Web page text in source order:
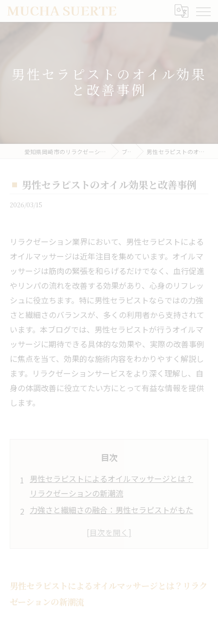
男性セラピストのオイル効果
と改善事例
愛知県岡崎市のリラクゼーションならMUCHA SUERTE ブログ 男性セラピストのオイル効果と改善事例
男性セラピストのオイル効果と改善事例
2026/03/15
リラクゼーション業界において、男性セラピストによる
オイルマッサージは近年注目を集めています。オイルマ
ッサージは筋肉の緊張を和らげるだけでなく、血行促進
やリンパの流れを改善する効果があり、心身のリフレッ
シュに役立ちます。特に男性セラピストならではの力強
さと繊細さのバランスが、多くの利用者から支持されて
います。本ブログでは、男性セラピストが行うオイルマ
ッサージに期待できる具体的な効果や、実際の改善事例
に焦点を当て、効果的な施術内容をわかりやすく解説し
ます。リラクゼーションサービスをより深く理解し、自
身の体調改善に役立てたい方にとって有益な情報を提供
します。
目次
男性セラピストによるオイルマッサージとは？
リラクゼーションの新潮流
力強さと繊細さの融合：男性セラピストがもた
筋肉の緊張を和らげる秘密：オイルマッサージ
リフレッシュ
実際の改善事例から学ぶ、男性セラピストのオ
男性セラピストによるオイルマッサージとは？リラク
ゼーションの新潮流